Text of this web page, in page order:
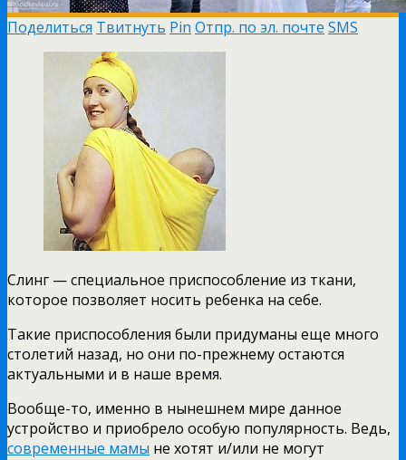
Поделиться Твитнуть Pin Отпр. по эл. почте SMS
Слинг — специальное приспособление из ткани,
которое позволяет носить ребенка на себе.
Такие приспособления были придуманы еще много
столетий назад, но они по-прежнему остаются
актуальными и в наше время.
Вообще-то, именно в нынешнем мире данное
устройство и приобрело особую популярность. Ведь,
современные мамы не хотят и/или не могут